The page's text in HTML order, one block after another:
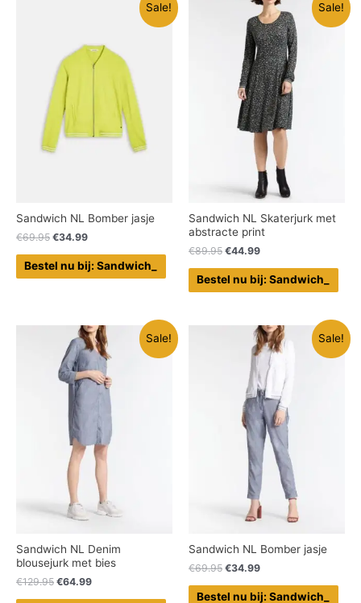
Sale!
Sandwich NL Bomber jasje
€69.95 €34.99
Bestel nu bij: Sandwich_
Sale!
Sandwich NL Skaterjurk met
abstracte print
€89.95 €44.99
Bestel nu bij: Sandwich_
Sale!
Sandwich NL Denim
blousejurk met bies
€129.95 €64.99
Sale!
Sandwich NL Bomber jasje
€69.95 €34.99
Bestel nu bij: Sandwich_